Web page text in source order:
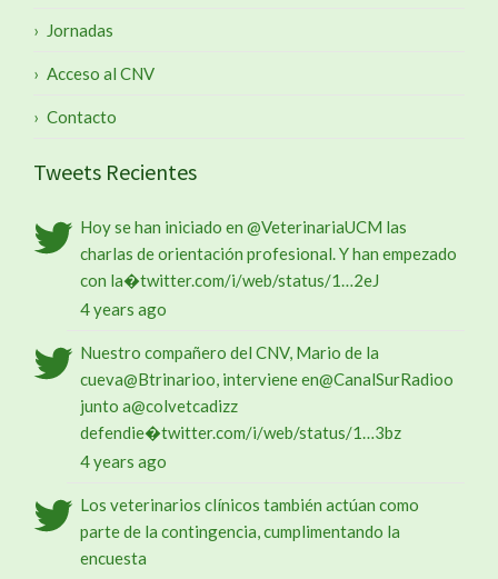
Jornadas
Acceso al CNV
Contacto
Tweets Recientes
Hoy se han iniciado en @VeterinariaUCM las
charlas de orientación profesional. Y han empezado
con la�twitter.com/i/web/status/1…2eJ
4 years ago
Nuestro compañero del CNV, Mario de la
cueva@Btrinarioo, interviene en@CanalSurRadioo
junto a@colvetcadizz
defendie�twitter.com/i/web/status/1…3bz
4 years ago
Los veterinarios clínicos también actúan como
parte de la contingencia, cumplimentando la
encuesta